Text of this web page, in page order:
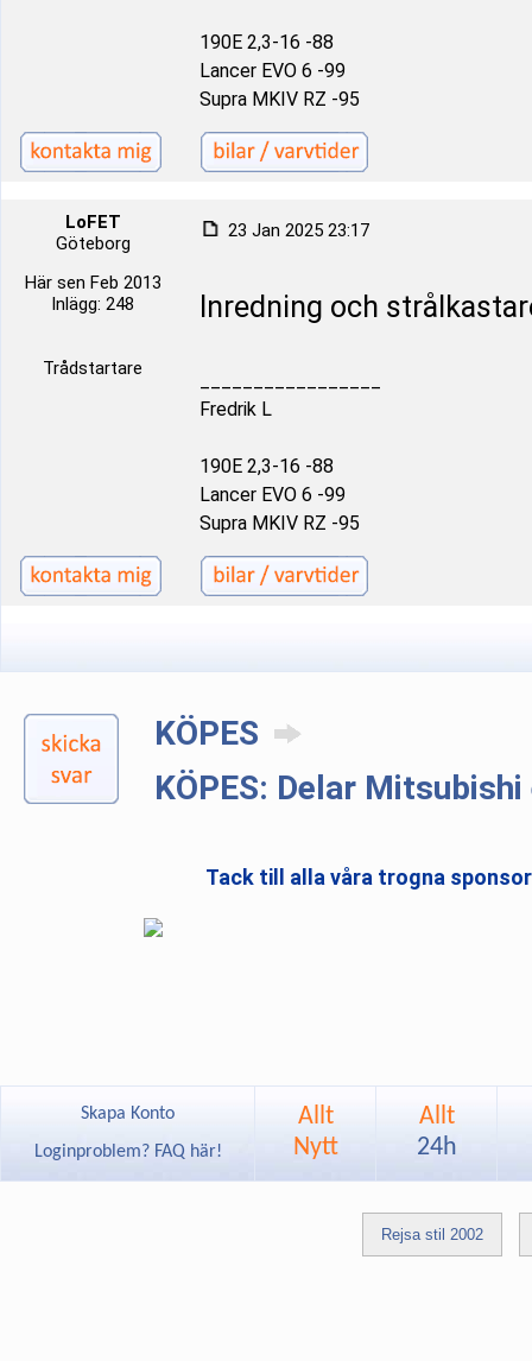
190E 2,3-16 -88
Lancer EVO 6 -99
Supra MKIV RZ -95
LoFET
Göteborg
Här sen Feb 2013
Inlägg: 248
Trådstartare
23 Jan 2025 23:17
Inredning och
Fredrik L
190E 2,3-16 -88
Lancer EVO 6 -99
Supra MKIV RZ -95
KÖPES
KÖPES: Delar Mitsubishi
Tack till alla våra trogna
Skapa Konto
Loginproblem? FAQ här!
Allt
Nytt
Allt
24h
Rejsa stil 2002